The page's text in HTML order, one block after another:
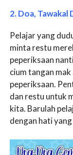
2. Doa, Tawakal
Pelajar yang
minta restu
peperiksaan
cium tangan
peperiksaan.
dan restu untuk
kita. Barulah
dengan hati